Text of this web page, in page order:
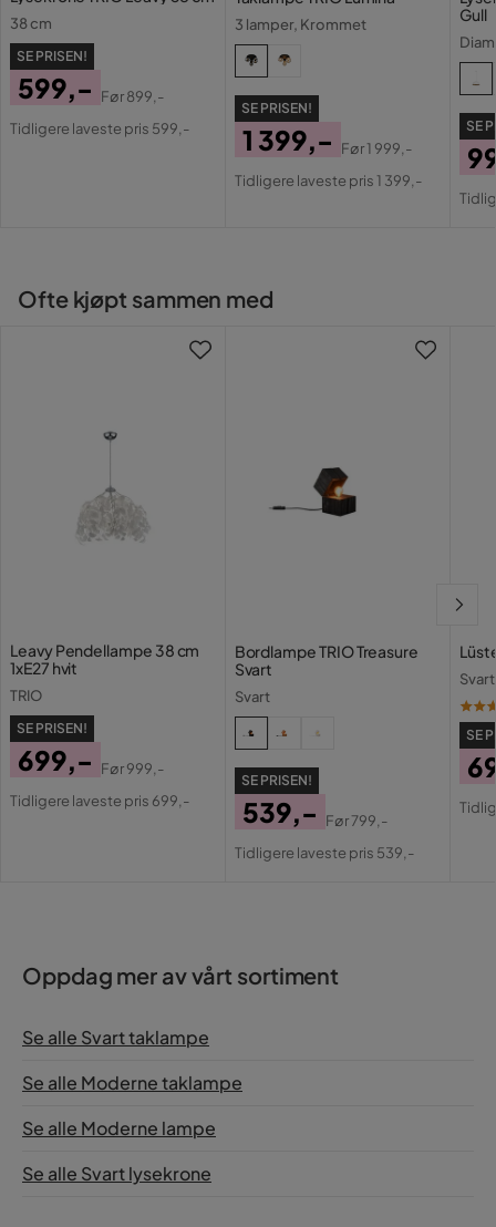
38 cm
SE PRISEN!
Pris
599,-
Original
Før899,-
Tidligere laveste pris 599,-
3 lamper, Krommet
SE PRISEN!
Pris
1 399,-
Original
Før1 999,-
Tidligere laveste pris 1 399,-
Gull
SE
Ofte kjøpt sammen med
Leavy Pendellampe 38 cm
1xE27 hvit
TRIO
SE PRISEN!
Pris
699,-
Original
Før999,-
Tidligere laveste pris 699,-
Bordlampe TRIO Treasure
Svart
Svart
SE PRISEN!
Pris
539,-
Original
Før799,-
Tidligere laveste pris 539,-
Svart
SE
Oppdag mer av vårt sortiment
Se alle Svart taklampe
Se alle Moderne taklampe
Se alle Moderne lampe
Se alle Svart lysekrone